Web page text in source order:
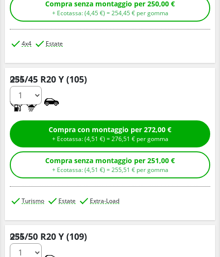
Compra senza montaggio per 250,00 €
+ Ecotassa: (4,45€ ) =254,45€ per gomma
4x4 Estate
255/45 R20 Y (105)
Q.tà
Compra con montaggio per 272,00 €
+ Ecotassa: (4,51 € ) =276,51 € per gomma
Compra senza montaggio per 251,00 €
+ Ecotassa: (4,51 € ) =255,51 € per gomma
Turismo Estate Extra-Load
255/50 R20 Y (109)
Q.tà